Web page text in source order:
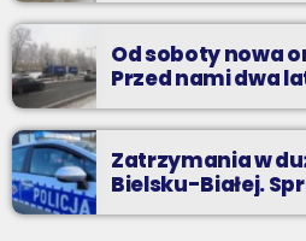
Od soboty nowa
Przed nami dwa
Zatrzymania w
Bielsku-Białej.